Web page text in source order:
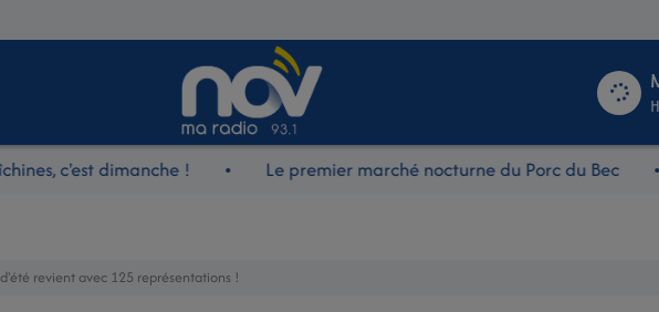
c'est dimanche ! Le premier marché nocturne du Porc du Bec
revient avec 125 représentations !